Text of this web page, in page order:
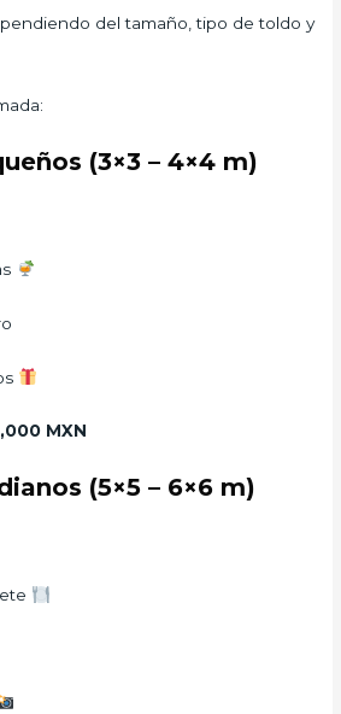
del tamaño, tipo de toldo y
(3×3 – 4×4 m)
MXN
(5×5 – 6×6 m)